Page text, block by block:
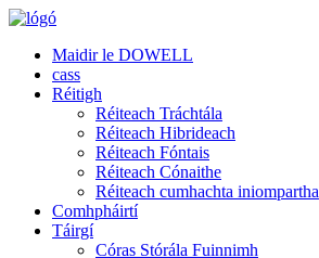
Maidir le DOWELL
cass
Réitigh
Réiteach Tráchtála
Réiteach Hibrideach
Réiteach Fóntais
Réiteach Cónaithe
Réiteach cumhachta iniompartha
Comhpháirtí
Táirgí
Córas Stórála Fuinnimh